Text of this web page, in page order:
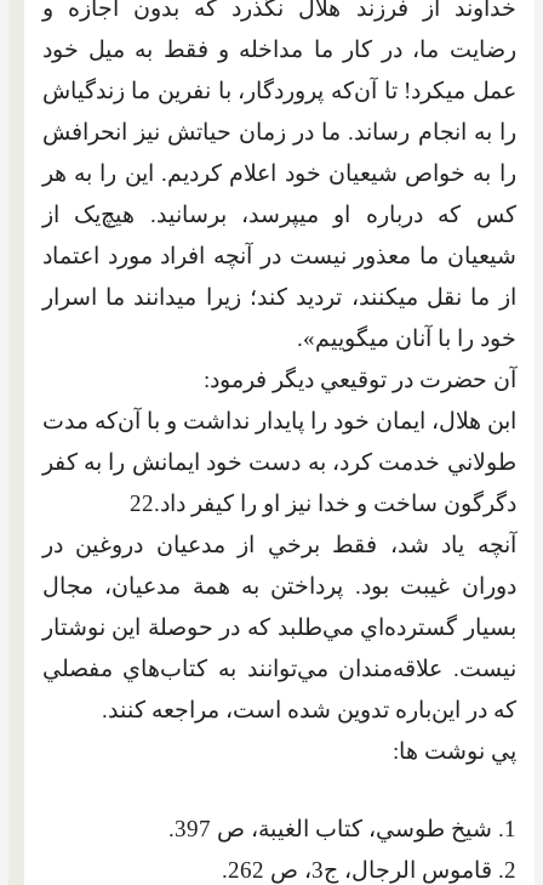
خداوند از فرزند هلال نگذرد که بدون اجازه و
رضايت ما، در کار ما مداخله و فقط به ميل خود
عمل مي‏کرد! تا آن‌که پروردگار، با نفرين ما زندگي‏اش
را به انجام رساند. ما در زمان حياتش نيز انحرافش
را به خواص شيعيان خود اعلام کرديم. اين را به هر
کس که درباره او مي‏پرسد، برسانيد. هيچ‌يک از
شيعيان ما معذور نيست در آنچه افراد مورد اعتماد
از ما نقل مي‏کنند، ترديد کند؛ زيرا مي‏دانند ما اسرار
خود را با آنان مي‏گوييم».
آن حضرت در توقيعي ديگر فرمود:
ابن هلال، ايمان خود را پايدار نداشت و با آن‌که مدت
طولاني خدمت کرد، به دست خود ايمانش را به کفر
دگرگون ساخت و خدا نيز او را کيفر داد.22
آنچه ياد شد، فقط برخي از مدعيان دروغين در
دوران غيبت بود. پرداختن به همة مدعيان، مجال
بسيار گسترده‌اي مي‌طلبد که در حوصلة اين نوشتار
نيست. علاقه‌مندان مي‌توانند به کتاب‌هاي مفصلي
که در اين‌باره تدوين شده است، مراجعه كنند.
پي نوشت ها:
1. شيخ طوسي، كتاب الغيبة، ص 397.
2. قاموس الرجال، ج3، ص 262.